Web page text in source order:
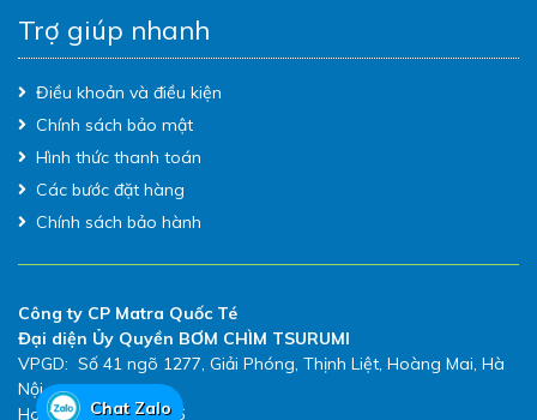
Trợ giúp nhanh
Điều khoản và điều kiện
Chính sách bảo mật
Hình thức thanh toán
Các bước đặt hàng
Chính sách bảo hành
Công ty CP Matra Quốc Té
Đại diện Ủy Quyền BƠM CHÌM TSURUMI
VPGD: Số 41 ngõ 1277, Giải Phóng, Thịnh Liệt, Hoàng Mai, Hà
Nội
Hotline: 0983.480.896
Chat Zalo